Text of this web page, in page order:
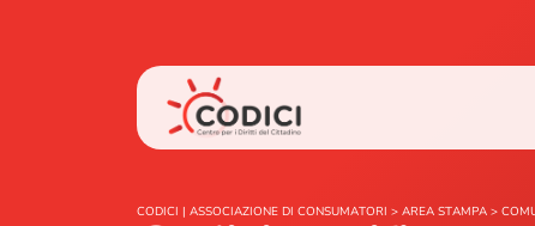
CODICI | ASSOCIAZIONE DI CONSUMATORI > AREA STAMPA >